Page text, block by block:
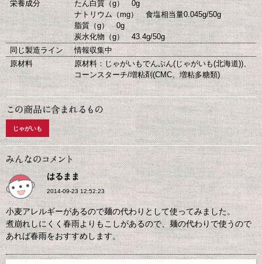
栄養成分
たん白質（g） 0g
ナトリウム（mg） 食塩相当量0.045g/50g
脂質（g） 0g
炭水化物（g） 43.4g/50g
同じ製造ライン
情報収集中
原材料
原材料：じゃがいもでんぷん(じゃがいも(北海道))、
コーンスターチ/増粘剤(CMC、増粘多糖類)
じゃがいも
はるまま
2014-09-23 12:52:23
小麦アレルギーがあるので麺の代わりとして使ってみました。
煮崩れしにくく春雨よりもこしがあるので、麺の代わりで使うので
あれば春雨をおすすめします。